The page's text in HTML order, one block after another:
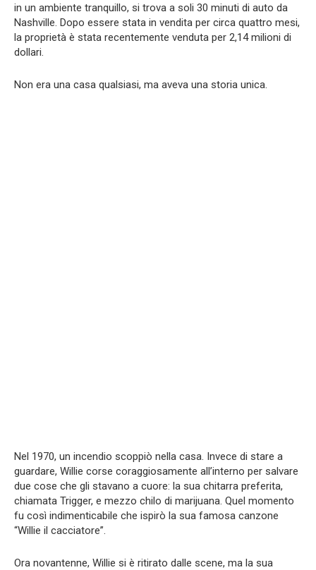
in un ambiente tranquillo, si trova a soli 30 minuti di auto da
Nashville. Dopo essere stata in vendita per circa quattro mesi,
la proprietà è stata recentemente venduta per 2,14 milioni di
dollari.
Non era una casa qualsiasi, ma aveva una storia unica.
Nel 1970, un incendio scoppiò nella casa. Invece di stare a
guardare, Willie corse coraggiosamente all’interno per salvare
due cose che gli stavano a cuore: la sua chitarra preferita,
chiamata Trigger, e mezzo chilo di marijuana. Quel momento
fu così indimenticabile che ispirò la sua famosa canzone
“Willie il cacciatore”.
Ora novantenne, Willie si è ritirato dalle scene, ma la sua